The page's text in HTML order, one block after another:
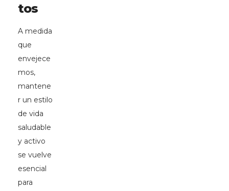
tos
A medida
que
envejece
mos,
mantene
r un estilo
de vida
saludable
y activo
se vuelve
esencial
para